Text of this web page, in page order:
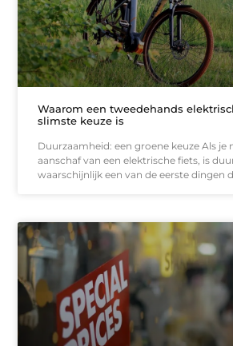
Waarom een tweedehands
slimste keuze is
Duurzaamheid: een groene keuze Als je
aanschaf van een elektrische fiets, is
waarschijnlijk een van de eerste dingen